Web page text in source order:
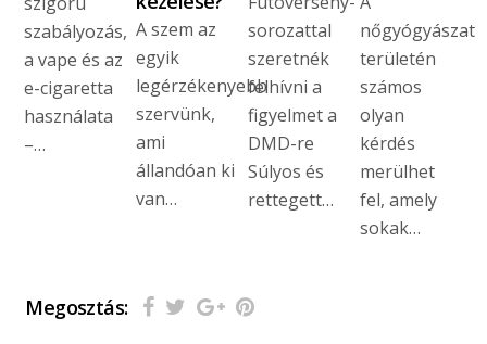
szabályozás,
a vape és az
e-cigaretta
használata
–…
A szem az
egyik
legérzékenyebb
szervünk,
ami
állandóan ki
van…
sorozattal
szeretnék
felhívni a
figyelmet a
DMD-re
Súlyos és
rettegett…
nőgyógyászat
területén
számos
olyan
kérdés
merülhet
fel, amely
sokak…
Megosztás: